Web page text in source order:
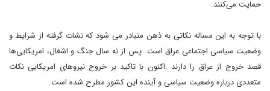
حمایت می‌کنند.
با توجه به این مساله نکاتی به ذهن متبادر می شود که نشات گرفته از شرایط و
وضعیت سیاسی اجتماعی عراق است. پس از نه سال جنگ و اشغال، امریکایی‌ها
قصد خروج از عراق را دارند .اکنون با تاکید بر خروج نیروهای امریکایی نکات
متعددی درباره وضعیت سیاسی و آینده این کشور مطرح شده است.